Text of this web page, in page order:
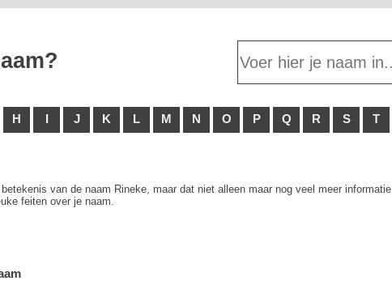
H J K L M N O P Q R S T
van de naam Rineke, maar dat niet alleen maar nog veel meer
feiten over je naam.